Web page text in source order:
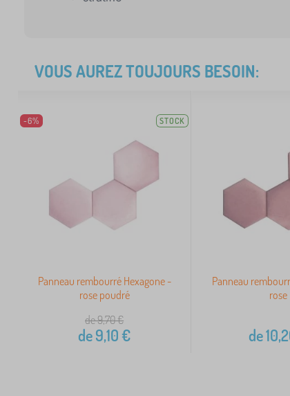
VOUS AUREZ TOUJOURS BESOIN:
-6% STOCK
Panneau rembourré Hexagone -
rose poudré
de 9,70€
de9,10€
Panneau
rose
de